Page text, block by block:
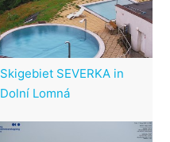
Skigebiet SEVERKA in
Dolní Lomná